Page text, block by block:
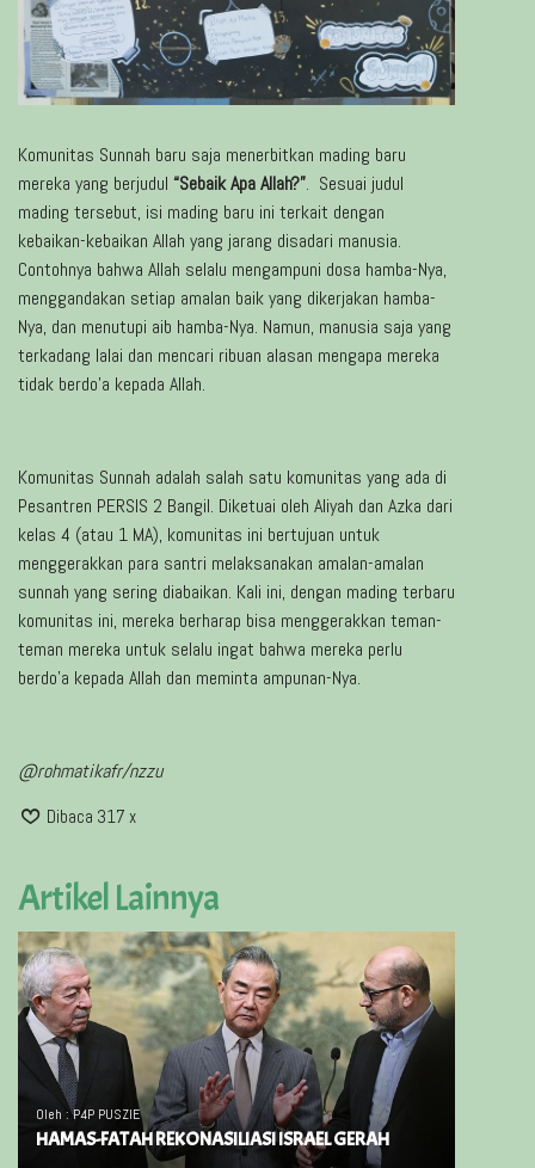
Komunitas Sunnah baru saja menerbitkan mading baru
mereka yang berjudul “Sebaik Apa Allah?”. Sesuai judul
mading tersebut, isi mading baru ini terkait dengan
kebaikan-kebaikan Allah yang jarang disadari manusia.
Contohnya bahwa Allah selalu mengampuni dosa hamba-Nya,
menggandakan setiap amalan baik yang dikerjakan hamba-
Nya, dan menutupi aib hamba-Nya. Namun, manusia saja yang
terkadang lalai dan mencari ribuan alasan mengapa mereka
tidak berdo’a kepada Allah.
Komunitas Sunnah adalah salah satu komunitas yang ada di
Pesantren PERSIS 2 Bangil. Diketuai oleh Aliyah dan Azka dari
kelas 4 (atau 1 MA), komunitas ini bertujuan untuk
menggerakkan para santri melaksanakan amalan-amalan
sunnah yang sering diabaikan. Kali ini, dengan mading terbaru
komunitas ini, mereka berharap bisa menggerakkan teman-
teman mereka untuk selalu ingat bahwa mereka perlu
berdo’a kepada Allah dan meminta ampunan-Nya.
@rohmatikafr/nzzu
Dibaca 317 x
Artikel Lainnya
Oleh : P4P PUSZIE
HAMAS-FATAH REKONASILIASI ISRAEL GERAH